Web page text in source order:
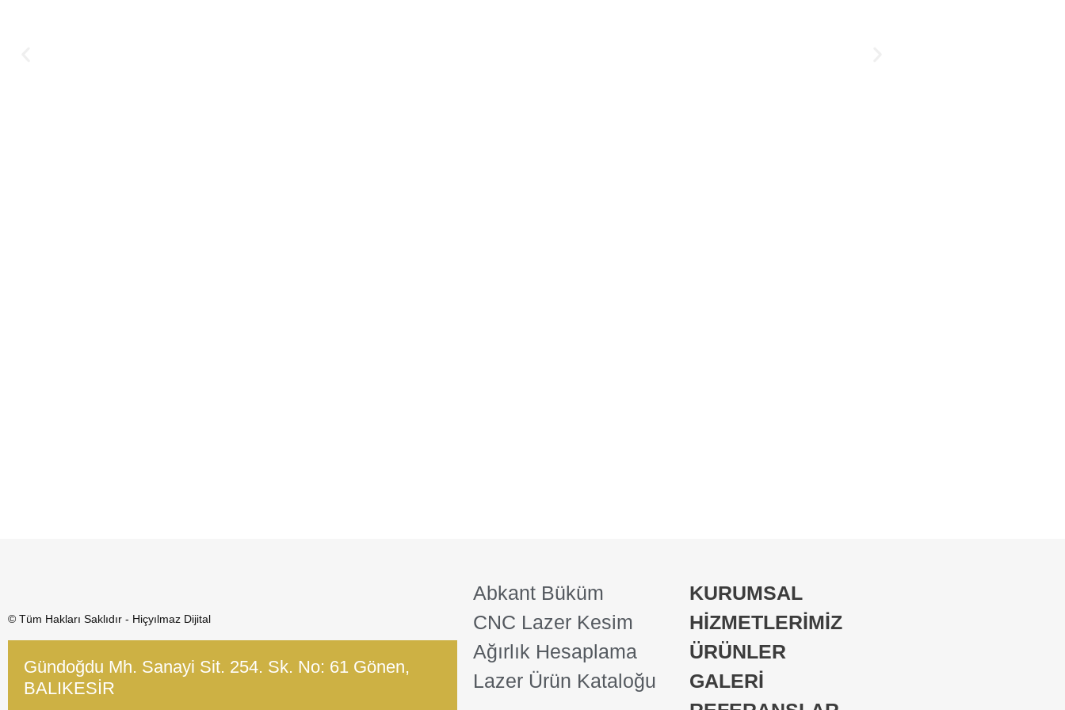
© Tüm Hakları Saklıdır - Hiçyılmaz Dijital
Gündoğdu Mh. Sanayi Sit. 254. Sk. No: 61 Gönen,
BALIKESİR
Abkant Büküm
CNC Lazer Kesim
Ağırlık Hesaplama
Lazer Ürün Kataloğu
KURUMSAL
HİZMETLERİMİZ
ÜRÜNLER
GALERİ